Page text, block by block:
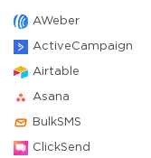
AWeber
ActiveCampaign
Airtable
Asana
BulkSMS
ClickSend